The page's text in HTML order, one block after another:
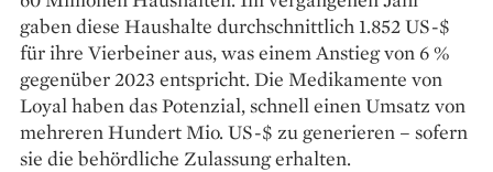
gaben diese Haushalte durchschnittlich 1.852 US-$
für ihre Vierbeiner aus, was einem Anstieg von 6 %
gegenüber 2023 entspricht. Die Medikamente von
Loyal haben das Potenzial, schnell einen Umsatz von
mehreren Hundert Mio. US-$ zu generieren – sofern
sie die behördliche Zulassung erhalten.